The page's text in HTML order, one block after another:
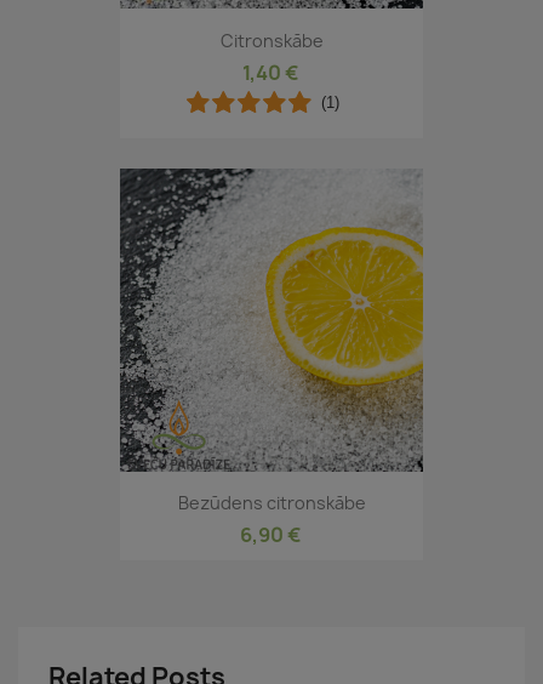
Citronskābe
1,40 €
(1)
Bezūdens citronskābe
6,90 €